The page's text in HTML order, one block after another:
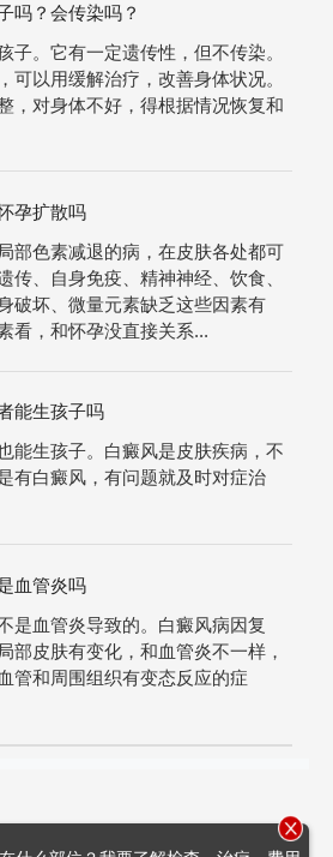
吗？会传染吗？
子。它有一定遗传性，但不传染。
可以用缓解治疗，改善身体状况。
，对身体不好，得根据情况恢复和
孕扩散吗
部色素减退的病，在皮肤各处都可
传、自身免疫、精神神经、饮食、
破坏、微量元素缺乏这些因素有
看，和怀孕没直接关系...
能生孩子吗
能生孩子。白癜风是皮肤疾病，不
有白癜风，有问题就及时对症治
血管炎吗
是血管炎导致的。白癜风病因复
部皮肤有变化，和血管炎不一样，
管和周围组织有变态反应的症